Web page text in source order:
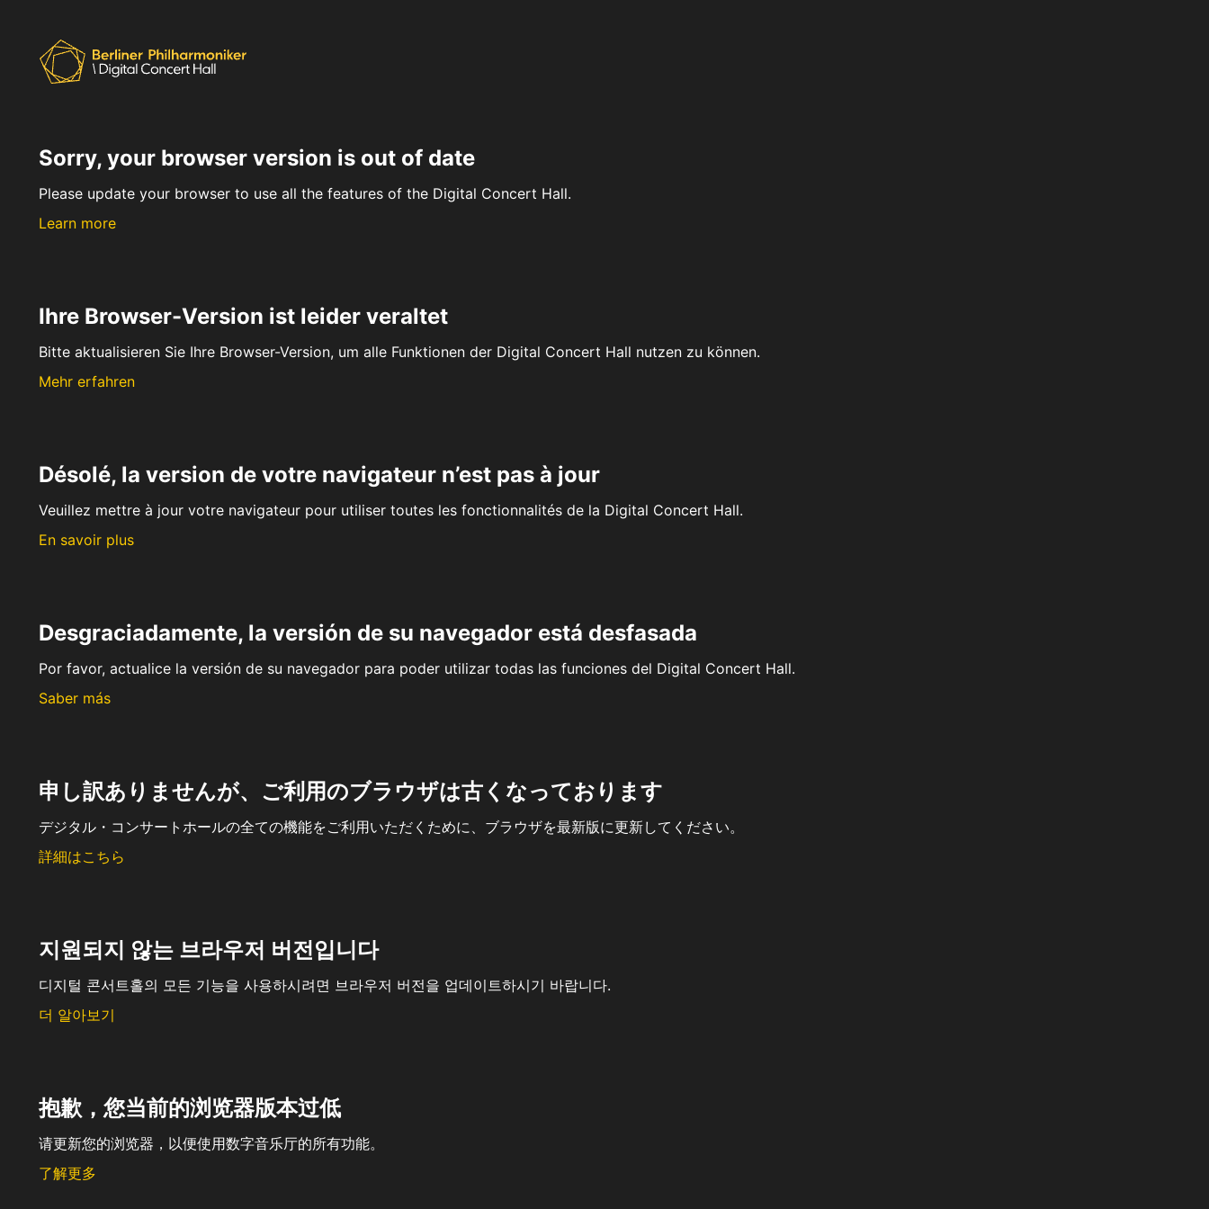
Sorry, your browser version is out of date
Please update your browser to use all the features of the Digital Concert Hall.
Learn more
Ihre Browser-Version ist leider veraltet
Bitte aktualisieren Sie Ihre Browser-Version, um alle Funktionen der Digital Concert Hall nutzen zu können.
Mehr erfahren
Désolé, la version de votre navigateur n’est pas à jour
Veuillez mettre à jour votre navigateur pour utiliser toutes les fonctionnalités de la Digital Concert Hall.
En savoir plus
Desgraciadamente, la versión de su navegador está desfasada
Por favor, actualice la versión de su navegador para poder utilizar todas las funciones del Digital Concert Hall.
Saber más
申し訳ありませんが、ご利用のブラウザは古くなっております
デジタル・コンサートホールの全ての機能をご利用いただくために、ブラウザを最新版に更新してください。
詳細はこちら
지원되지 않는 브라우저 버전입니다
디지털 콘서트홀의 모든 기능을 사용하시려면 브라우저 버전을 업데이트하시기 바랍니다.
더 알아보기
抱歉，您当前的浏览器版本过低
请更新您的浏览器，以便使用数字音乐厅的所有功能。
了解更多